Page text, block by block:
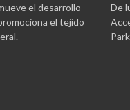
el desarrollo
el tejido
De